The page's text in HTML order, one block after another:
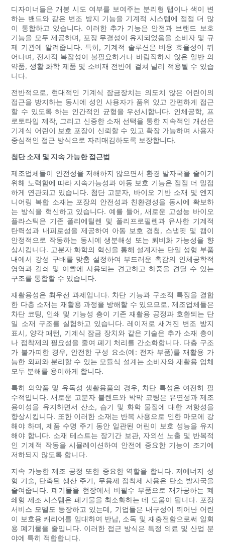
디자이너들은 개봉 시도 여부를 보여주는 분리형 탭이나 색이 변
하는 밴드와 같은 변조 방지 기능을 기계적 시스템에 점점 더 많
이 통합하고 있습니다. 이러한 추가 기능은 안전과 브랜드 보호
기능을 모두 제공하며, 포장 무결성이 유지되었음을 소비자 및 규
제 기관에 알려줍니다. 특히, 기계적 솔루션은 비용 효율성이 뛰
어나며, 전자적 복잡성이 불필요하거나 바람직하지 않은 일반 의
약품, 생활 화학 제품 및 소비재 전반에 걸쳐 널리 적용될 수 있습
니다.
전반적으로, 현대적인 기계식 잠금장치는 의도치 않은 어린이의
접근을 방지하는 동시에 성인 사용자가 품위 있고 간편하게 접근
할 수 있도록 하는 인간적인 균형을 우선시합니다. 인체공학, 프
로토타입 제작, 그리고 신중한 소재 선택을 통한 지속적인 개선은
기계식 어린이 보호 포장이 신뢰할 수 있고 확장 가능하며 사용자
중심적인 접근 방식으로 자리매김하도록 보장합니다.
첨단 소재 및 지속 가능한 접근법
제조업체들이 안전성을 저해하지 않으면서 환경 발자국을 줄이기
위해 노력함에 따라 지속가능성과 아동 보호 기능은 점점 더 밀접
하게 연관되고 있습니다. 첨단 고분자, 바이오 기반 소재 및 엔지
니어링 복합 소재는 포장의 안전성과 친환경성을 동시에 확보하
는 방식을 혁신하고 있습니다. 예를 들어, 새로운 고성능 바이오
플라스틱은 기존 폴리에틸렌 및 폴리프로필렌과 유사한 기계적
탄력성과 내피로성을 제공하여 아동 보호 경첩, 스냅핏 및 캠이
안정적으로 작동하는 동시에 생분해성 또는 퇴비화 가능성을 향
상시킵니다. 고분자 화학의 혁신을 통해 설계자는 단일 성형 부품
내에서 강성 구배를 맞춤 설정하여 부드러운 촉감의 인체공학적
영역과 걸쇠 및 이빨에 사용되는 견고하고 하중을 견딜 수 있는
구조를 통합할 수 있습니다.
재활용성은 최우선 과제입니다. 차단 기능과 구조적 특징을 결합
한 다층 소재는 재활용 과정을 방해할 수 있으므로, 제조업체들은
차단 코팅, 인쇄 및 기능성 층이 기존 재활용 공정과 호환되는 단
일 소재 구조를 실험하고 있습니다. 레이저로 새겨진 변조 방지
표시, 양각 패턴, 기계식 잠금 장치와 같은 기술은 추가 소재 층이
나 접착제의 필요성을 줄여 폐기 처리를 간소화합니다. 다층 구조
가 불가피한 경우, 안전한 구성 요소(예: 전자 부품)를 재활용 가
능한 외피와 분리할 수 있는 모듈식 설계는 소비자와 재활용 업체
모두 분해를 용이하게 합니다.
특히 의약품 및 유독성 생활용품의 경우, 차단 특성은 여전히 ​​필
수적입니다. 새로운 고분자 블렌드와 박막 코팅은 유연성과 제조
용이성을 유지하면서 산소, 습기 및 화학 물질에 대한 저항성을
향상시킵니다. 또한 이러한 소재는 반복 사용으로 인한 마모에 강
해야 하며, 제품 수명 주기 동안 일관된 어린이 보호 성능을 유지
해야 합니다. 소재 테스트는 장기간 보관, 자외선 노출 및 반복적
인 기계적 작동을 시뮬레이션하여 안전에 중요한 기능이 조기에
저하되지 않도록 합니다.
지속 가능한 제조 공정 또한 중요한 역할을 합니다. 저에너지 성
형 기술, 단축된 생산 주기, 무용제 접착제 사용은 탄소 발자국을
줄여줍니다. 폐기물을 현장에서 비필수 부품으로 재가공하는 폐
쇄형 제조 시스템은 폐기물을 최소화하는 데 도움이 됩니다. 포장
서비스 모델도 등장하고 있는데, 기업들은 내구성이 뛰어난 어린
이 보호용 캐리어를 임대하여 반납, 소독 및 재충전함으로써 일회
용 폐기물을 줄입니다. 이러한 접근 방식은 특정 의료 및 산업 분
야에 특히 적합합니다.